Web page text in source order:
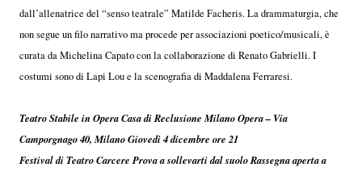
dall’allenatrice del “senso teatrale” Matilde Facheris. La drammaturgia, che
non segue un filo narrativo ma procede per associazioni poetico/musicali, è
curata da Michelina Capato con la collaborazione di Renato Gabrielli. I
costumi sono di Lapi Lou e la scenografia di Maddalena Ferraresi.
Teatro Stabile in Opera Casa di Reclusione Milano Opera – Via
Camporgnago 40, Milano Giovedì 4 dicembre ore 21
Festival di Teatro Carcere Prova a sollevarti dal suolo Rassegna aperta a